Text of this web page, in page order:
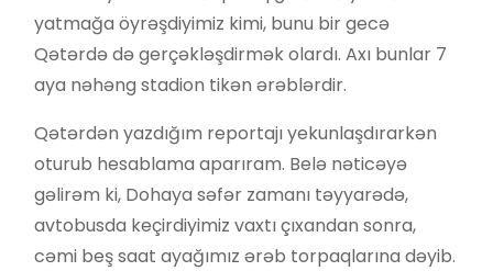
yatmağa öyrəşdiyimiz kimi, bunu bir gecə
Qətərdə də gerçəkləşdirmək olardı. Axı bunlar 7
aya nəhəng stadion tikən ərəblərdir.
Qətərdən yazdığım reportajı yekunlaşdırarkən
oturub hesablama aparıram. Belə nəticəyə
gəlirəm ki, Dohaya səfər zamanı təyyarədə,
avtobusda keçirdiyimiz vaxtı çıxandan sonra,
cəmi beş saat ayağımız ərəb torpaqlarına dəyib.